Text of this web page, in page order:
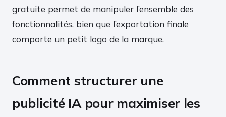
gratuite permet de manipuler l’ensemble des
fonctionnalités, bien que l’exportation finale
comporte un petit logo de la marque.
Comment structurer une
publicité IA pour maximiser les